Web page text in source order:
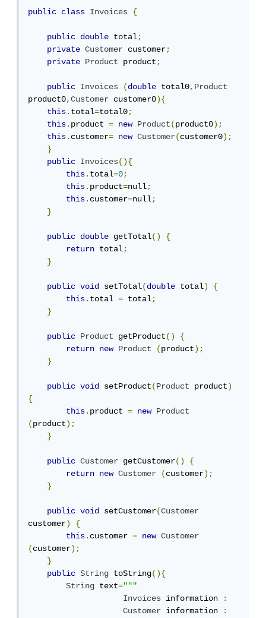
public class Invoices {
public double total;
private
Customer customer;
private
Product product;
public Invoices (double total0,Product
product0,Customer customer0){
this.total=total0;
this.product = new Product(product0);
this.customer= new Customer(customer0);
}
public
Invoices(){
this.total=0;
this.product=null;
this.customer=null;
}
public double getTotal()
{
return total;
}
public void setTotal(double total)
{
this.total = total;
}
public Product getProduct()
{
return
new Product (product);
}
public void setProduct(Product product)
{
this.product = new
Product
(product);
}
public Customer getCustomer()
{
return
new Customer (customer);
}
public void setCustomer(Customer
customer)
{
this.customer = new
Customer
(customer);
}
public
String toString(){
String text="""
Invoices information :
Customer information :